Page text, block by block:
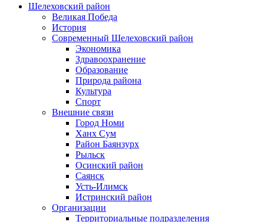
Шелеховский район
Великая Победа
История
Современный Шелеховский район
Экономика
Здравоохранение
Образование
Природа района
Культура
Спорт
Внешние связи
Город Номи
Ханх Сум
Район Баянзурх
Рыльск
Осинский район
Саянск
Усть-Илимск
Истринский район
Организации
Территориальные подразделения